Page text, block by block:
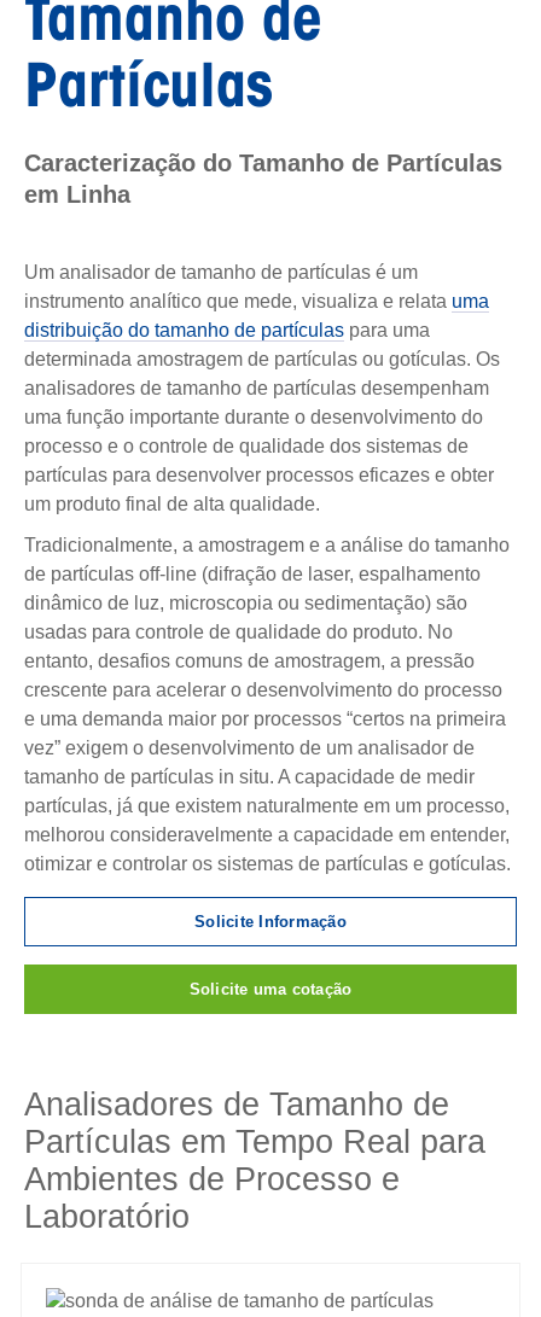
Tamanho de
Partículas
Caracterização do Tamanho de Partículas
em Linha
Um analisador de tamanho de partículas é um
instrumento analítico que mede, visualiza e relata uma
distribuição do tamanho de partículas para uma
determinada amostragem de partículas ou gotículas. Os
analisadores de tamanho de partículas desempenham
uma função importante durante o desenvolvimento do
processo e o controle de qualidade dos sistemas de
partículas para desenvolver processos eficazes e obter
um produto final de alta qualidade.
Tradicionalmente, a amostragem e a análise do tamanho
de partículas off-line (difração de laser, espalhamento
dinâmico de luz, microscopia ou sedimentação) são
usadas para controle de qualidade do produto. No
entanto, desafios comuns de amostragem, a pressão
crescente para acelerar o desenvolvimento do processo
e uma demanda maior por processos “certos na primeira
vez” exigem o desenvolvimento de um analisador de
tamanho de partículas in situ. A capacidade de medir
partículas, já que existem naturalmente em um processo,
melhorou consideravelmente a capacidade em entender,
otimizar e controlar os sistemas de partículas e gotículas.
Solicite Informação
Solicite uma cotação
Analisadores de Tamanho de
Partículas em Tempo Real para
Ambientes de Processo e
Laboratório